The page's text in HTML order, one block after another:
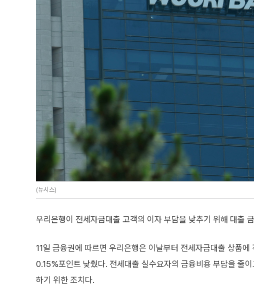
(뉴시스)
우리은행이 전세자금대출 고객의 이자 부담을 낮추기 위해 대출
11일 금융권에 따르면 우리은행은 이날부터 전세자금대출 상품에
0.15%포인트 낮췄다. 전세대출 실수요자의 금융비용 부담을 줄
하기 위한 조치다.